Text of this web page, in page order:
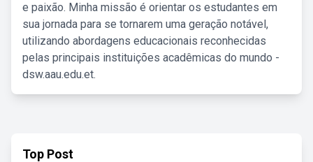
e paixão. Minha missão é orientar os estudantes em
sua jornada para se tornarem uma geração notável,
utilizando abordagens educacionais reconhecidas
pelas principais instituições acadêmicas do mundo -
dsw.aau.edu.et.
Top Post